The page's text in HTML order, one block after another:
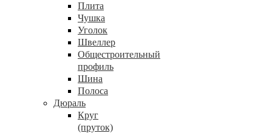
Плита
Чушка
Уголок
Швеллер
Общестроительный
профиль
Шина
Полоса
Дюраль
Круг
(пруток)